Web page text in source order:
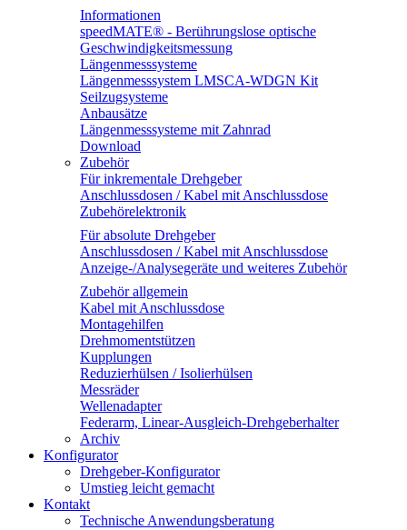
Informationen
speedMATE® - Berührungslose optische
Geschwindigkeitsmessung
Längenmesssysteme
Längenmesssystem LMSCA-WDGN Kit
Seilzugsysteme
Anbausätze
Längenmesssysteme mit Zahnrad
Download
Zubehör
Für inkrementale Drehgeber
Anschlussdosen / Kabel mit Anschlussdose
Zubehörelektronik
Für absolute Drehgeber
Anschlussdosen / Kabel mit Anschlussdose
Anzeige-/Analysegeräte und weiteres Zubehör
Zubehör allgemein
Kabel mit Anschlussdose
Montagehilfen
Drehmomentstützen
Kupplungen
Reduzierhülsen / Isolierhülsen
Messräder
Wellenadapter
Federarm, Linear-Ausgleich-Drehgeberhalter
Archiv
Konfigurator
Drehgeber-Konfigurator
Umstieg leicht gemacht
Kontakt
Technische Anwendungsberatung